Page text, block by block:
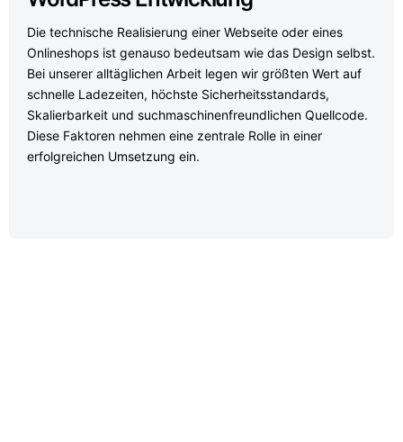
Die technische Realisierung einer Webseite oder eines
Onlineshops ist genauso bedeutsam wie das Design selbst.
Bei unserer alltäglichen Arbeit legen wir größten Wert auf
schnelle Ladezeiten, höchste Sicherheitsstandards,
Skalierbarkeit und suchmaschinenfreundlichen Quellcode.
Diese Faktoren nehmen eine zentrale Rolle in einer
erfolgreichen Umsetzung ein.